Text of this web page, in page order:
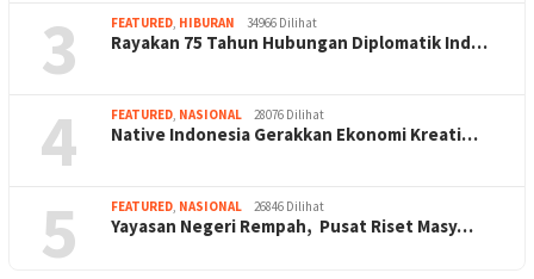
3 FEATURED, HIBURAN 34966 Dilihat
Rayakan 75 Tahun Hubungan Diplomatik Ind…
4 FEATURED, NASIONAL 28076 Dilihat
Native Indonesia Gerakkan Ekonomi Kreati…
5 FEATURED, NASIONAL 26846 Dilihat
Yayasan Negeri Rempah, Pusat Riset Masy…